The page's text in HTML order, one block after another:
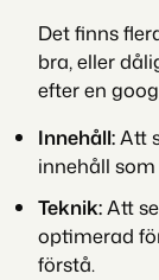
Det finns
bra, eller
efter en
Innehåll:Att
innehåll
Teknik:Att
optimerad
förstå.